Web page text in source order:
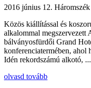
2016 június 12. Háromszék
Közös kiállítással és
alkalommal megszervezett
bálványosfürdői Grand
konferenciatermében, ahol
Idén rekordszámú alkotó, ...
olvasd tovább